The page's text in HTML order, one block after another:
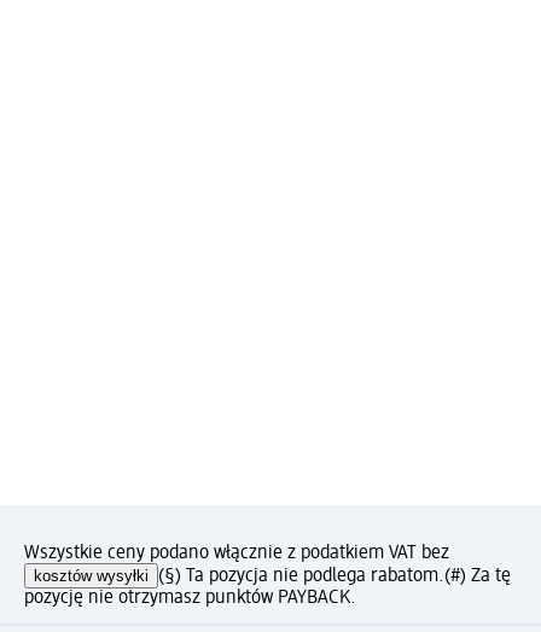
Wszystkie ceny podano włącznie z podatkiem VAT bez
kosztów wysyłki (§) Ta pozycja nie podlega rabatom.(#) Za tę
pozycję nie otrzymasz punktów PAYBACK.